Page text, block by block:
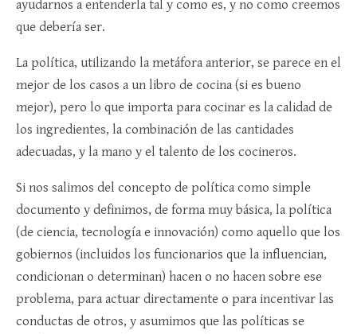
ayudarnos a entenderla tal y como es, y no como creemos
que debería ser.
La política, utilizando la metáfora anterior, se parece en el
mejor de los casos a un libro de cocina (si es bueno
mejor), pero lo que importa para cocinar es la calidad de
los ingredientes, la combinación de las cantidades
adecuadas, y la mano y el talento de los cocineros.
Si nos salimos del concepto de política como simple
documento y definimos, de forma muy básica, la política
(de ciencia, tecnología e innovación) como aquello que los
gobiernos (incluidos los funcionarios que la influencian,
condicionan o determinan) hacen o no hacen sobre ese
problema, para actuar directamente o para incentivar las
conductas de otros, y asumimos que las políticas se